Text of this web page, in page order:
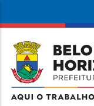
conteúdo
principal
da
Prefeitura
de